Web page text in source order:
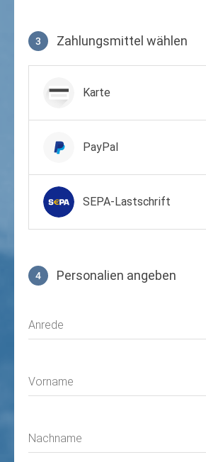
3 Zahlungsmittel wählen
Karte
PayPal
SEPA-Lastschrift
4 Personalien angeben
Anrede
Vorname
Nachname